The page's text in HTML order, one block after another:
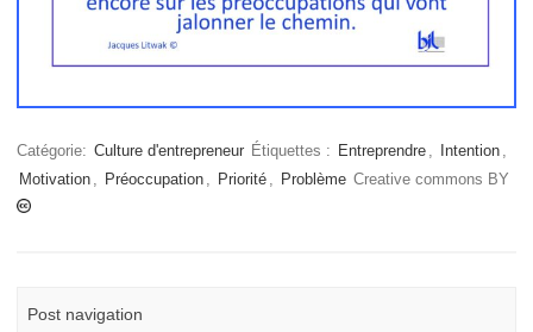
Catégorie: Culture d'entrepreneur Étiquettes : Entreprendre Intention
Motivation
Préoccupation Priorité Problème Creative commons BY
Post navigation